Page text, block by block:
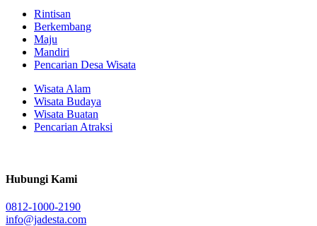
Rintisan
Berkembang
Maju
Mandiri
Pencarian Desa Wisata
Wisata Alam
Wisata Budaya
Wisata Buatan
Pencarian Atraksi
Hubungi Kami
0812-1000-2190
info@jadesta.com